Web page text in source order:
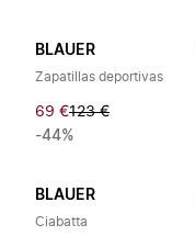
BLAUER
Zapatillas deportivas
69 €123 €
-44%
BLAUER
Ciabatta